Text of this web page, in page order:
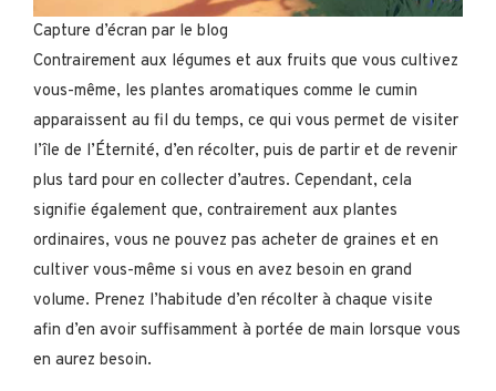
Capture d’écran par le blog
Contrairement aux légumes et aux fruits que vous cultivez
vous-même, les plantes aromatiques comme le cumin
apparaissent au fil du temps, ce qui vous permet de visiter
l’île de l’Éternité, d’en récolter, puis de partir et de revenir
plus tard pour en collecter d’autres. Cependant, cela
signifie également que, contrairement aux plantes
ordinaires, vous ne pouvez pas acheter de graines et en
cultiver vous-même si vous en avez besoin en grand
volume. Prenez l’habitude d’en récolter à chaque visite
afin d’en avoir suffisamment à portée de main lorsque vous
en aurez besoin.